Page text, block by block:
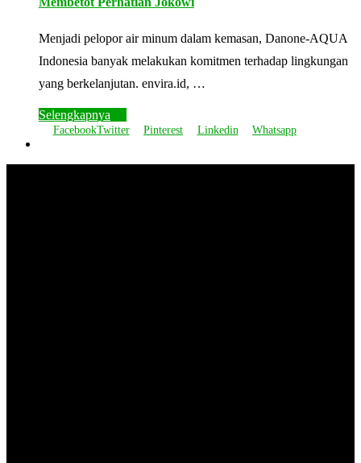
Menjadi pelopor air minum dalam kemasan, Danone-AQUA
Indonesia banyak melakukan komitmen terhadap lingkungan
yang berkelanjutan. envira.id, …
Selengkapnya
FacebookTwitter Pinterest Linkedin Whatsapp